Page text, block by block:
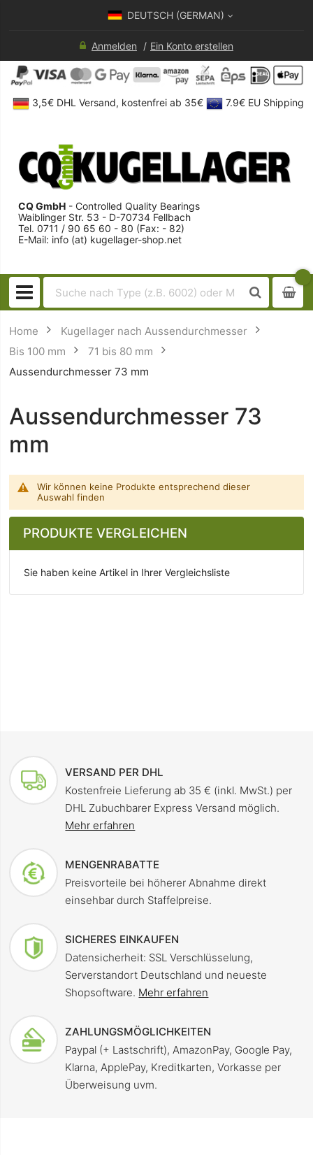
DEUTSCH (GERMAN)
Anmelden Ein Konto erstellen
3,5€ DHL Versand, kostenfrei ab 35€ 7.9€ EU Shipping
CQ GmbH - Controlled Quality Bearings
Waiblinger Str. 53 - D-70734 Fellbach
Tel. 0711 / 90 65 60 - 80 (Fax: - 82)
E-Mail: info (at) kugellager-shop.net
Home
Kugellager nach Aussendurchmesser
Bis 100 mm
71 bis 80 mm
Aussendurchmesser 73 mm
Aussendurchmesser 73
mm
Wir können keine Produkte entsprechend dieser
Auswahl finden
PRODUKTE VERGLEICHEN
Sie haben keine Artikel in Ihrer Vergleichsliste
VERSAND PER DHL
Kostenfreie Lieferung ab 35 € (inkl. MwSt.) per
DHL Zubuchbarer Express Versand möglich.
Mehr erfahren
MENGENRABATTE
Preisvorteile bei höherer Abnahme direkt
einsehbar durch Staffelpreise.
SICHERES EINKAUFEN
Datensicherheit: SSL Verschlüsselung,
Serverstandort Deutschland und neueste
Shopsoftware. Mehr erfahren
ZAHLUNGSMÖGLICHKEITEN
Paypal (+ Lastschrift), AmazonPay, Google Pay,
Klarna, ApplePay, Kreditkarten, Vorkasse per
Überweisung uvm.